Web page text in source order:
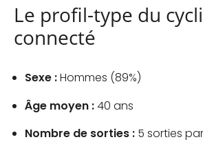
Le profil-type du
connecté
Sexe :Hommes (89%)
Âge moyen :40 ans
Nombre de sorties : 5 sorties